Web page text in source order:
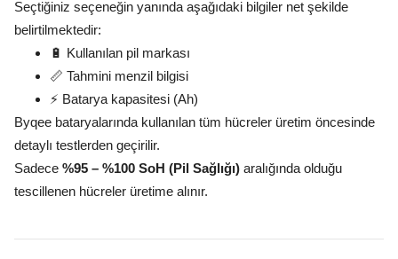
Seçtiğiniz seçeneğin yanında aşağıdaki bilgiler net şekilde
belirtilmektedir:
🔋 Kullanılan pil markası
📏 Tahmini menzil bilgisi
⚡ Batarya kapasitesi (Ah)
Byqee bataryalarında kullanılan tüm hücreler üretim öncesinde
detaylı testlerden geçirilir.
Sadece %95 – %100 SoH (Pil Sağlığı) aralığında olduğu
tescillenen hücreler üretime alınır.